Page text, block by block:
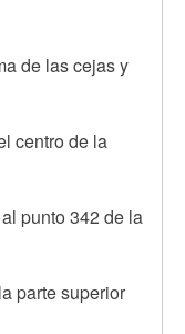
de las cejas y
centro de la
punto 342 de la
parte superior